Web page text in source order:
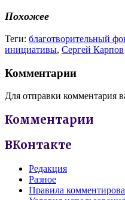
Похожее
Теги: благотворительный
инициативы, Сергей Карпов
Комментарии
Для отправки комментария
Комментарии
ВКонтакте
Редакция
Разное
Правила